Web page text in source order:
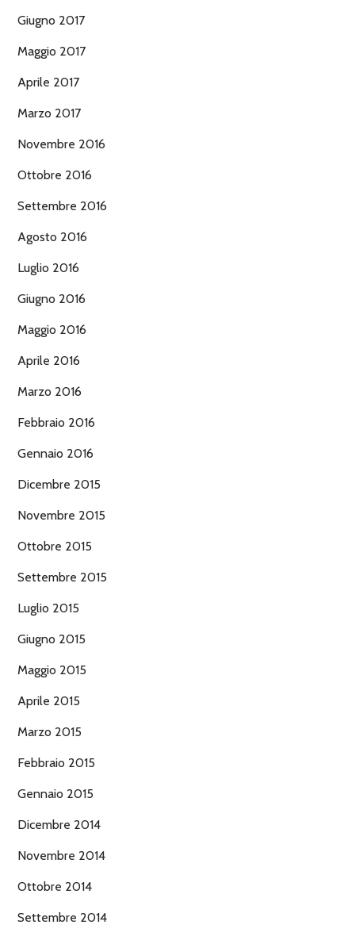
Giugno 2017
Maggio 2017
Aprile 2017
Marzo 2017
Novembre 2016
Ottobre 2016
Settembre 2016
Agosto 2016
Luglio 2016
Giugno 2016
Maggio 2016
Aprile 2016
Marzo 2016
Febbraio 2016
Gennaio 2016
Dicembre 2015
Novembre 2015
Ottobre 2015
Settembre 2015
Luglio 2015
Giugno 2015
Maggio 2015
Aprile 2015
Marzo 2015
Febbraio 2015
Gennaio 2015
Dicembre 2014
Novembre 2014
Ottobre 2014
Settembre 2014